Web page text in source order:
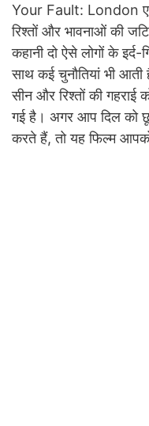
Your Fault: London एक
रिश्तों और भावनाओं की
कहानी दो ऐसे लोगों के इर्द-
साथ कई चुनौतियां भी आती
सीन और रिश्तों की गहराई
गई है। अगर आप दिल को छू
करते हैं, तो यह फिल्म